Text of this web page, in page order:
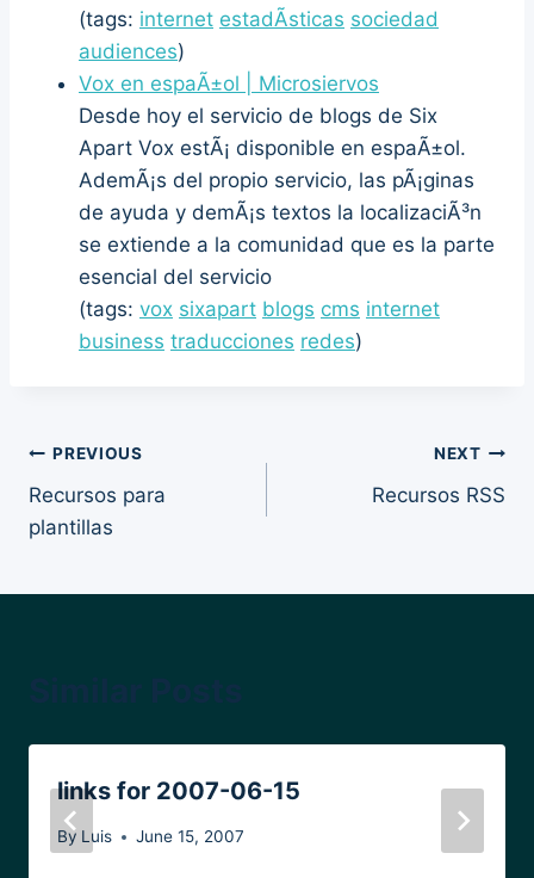
(tags: internet estadÃ­sticas sociedad
audiences)
Vox en espaÃ±ol | Microsiervos
Desde hoy el servicio de blogs de Six
Apart Vox estÃ¡ disponible en espaÃ±ol.
AdemÃ¡s del propio servicio, las pÃ¡ginas
de ayuda y demÃ¡s textos la localizaciÃ³n
se extiende a la comunidad que es la parte
esencial del servicio
(tags: vox sixapart blogs cms internet
business traducciones redes)
Post
navigation
PREVIOUS
Recursos para
plantillas
NEXT
Recursos RSS
links for 2007-06-15
By Luis June 15, 2007